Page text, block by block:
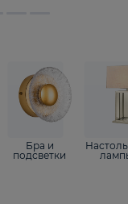
Бра и
подсветки